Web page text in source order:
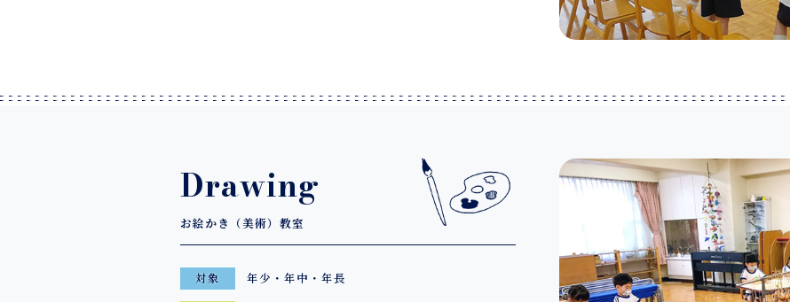
Drawing
お絵かき（美術）教室
対象 年少・年中・年長